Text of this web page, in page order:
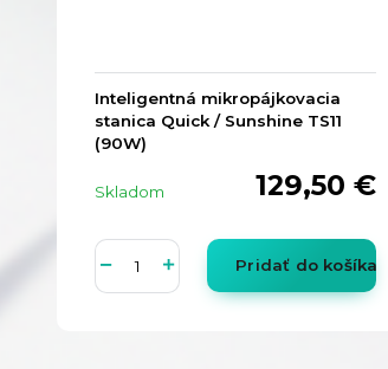
Inteligentná mikropájkovacia
stanica Quick / Sunshine TS11
(90W)
129,50 €
Skladom
Pridať do košíka